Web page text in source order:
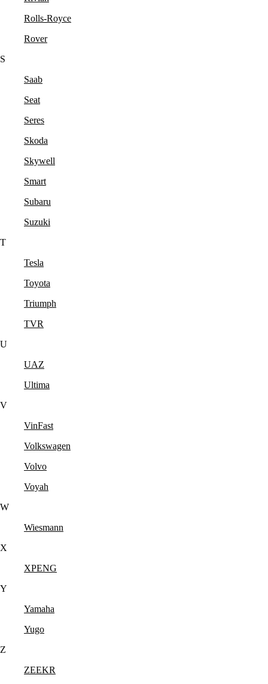
Rolls-Royce
Rover
S
Saab
Seat
Seres
Skoda
Skywell
Smart
Subaru
Suzuki
T
Tesla
Toyota
Triumph
TVR
U
UAZ
Ultima
V
VinFast
Volkswagen
Volvo
Voyah
W
Wiesmann
X
XPENG
Y
Yamaha
Yugo
Z
ZEEKR